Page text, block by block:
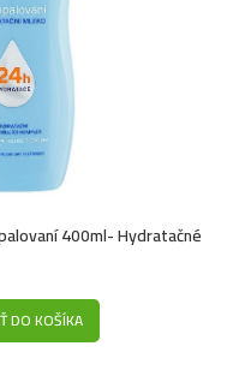
400ml- Hydratačné
DO KOŠÍKA